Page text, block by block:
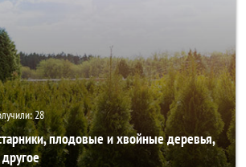
28
плодовые и хвойные деревья,